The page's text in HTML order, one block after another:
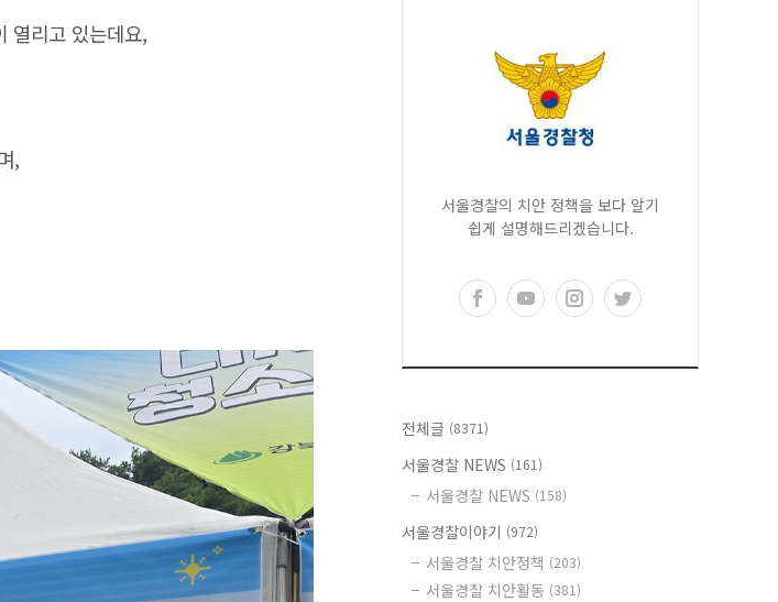
열리고 있는데요,
,
서울경찰의 치안 정책을 보다 알기
쉽게 설명해드리겠습니다.
전체글 (8371)
서울경찰 NEWS (161)
서울경찰 NEWS (158)
서울경찰이야기 (972)
서울경찰 치안정책 (203)
서울경찰 치안활동 (381)